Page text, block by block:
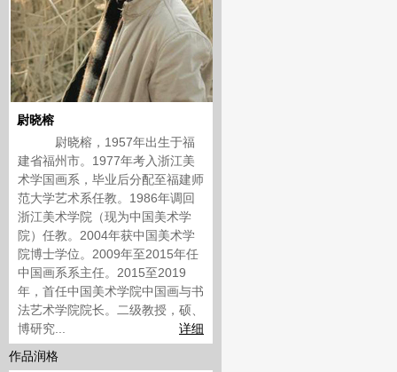
尉晓榕
尉晓榕，1957年出生于福
建省福州市。1977年考入浙江美
术学国画系，毕业后分配至福建师
范大学艺术系任教。1986年调回
浙江美术学院（现为中国美术学
院）任教。2004年获中国美术学
院博士学位。2009年至2015年任
中国画系系主任。2015至2019
年，首任中国美术学院中国画与书
法艺术学院院长。二级教授，硕、
博研究...
详细
作品润格